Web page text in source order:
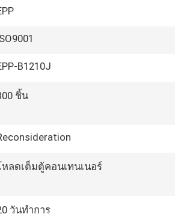
B1210J
ชิ้น
หลดเต็มตู้คอนเทนเนอร์
วันทำการ